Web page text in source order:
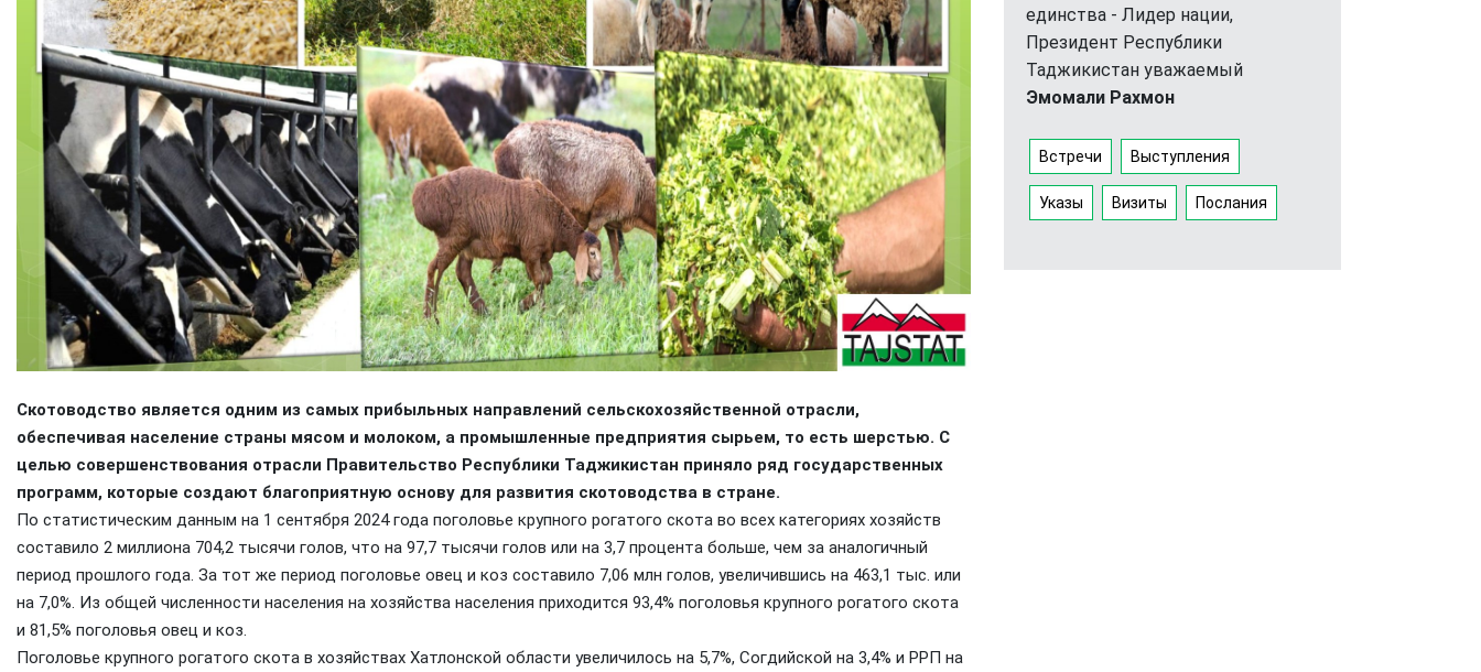
Скотоводство является одним из самых прибыльных направлений сельскохозяйственной отрасли,
обеспечивая население страны мясом и молоком, а промышленные предприятия сырьем, то есть шерстью. С
целью совершенствования отрасли Правительство Республики Таджикистан приняло ряд государственных
программ, которые создают благоприятную основу для развития скотоводства в стране.
По статистическим данным на 1 сентября 2024 года поголовье крупного рогатого скота во всех категориях хозяйств
составило 2 миллиона 704,2 тысячи голов, что на 97,7 тысячи голов или на 3,7 процента больше, чем за аналогичный
период прошлого года. За тот же период поголовье овец и коз составило 7,06 млн голов, увеличившись на 463,1 тыс. или
на 7,0%. Из общей численности населения на хозяйства населения приходится 93,4% поголовья крупного рогатого скота
и 81,5% поголовья овец и коз.
Поголовье крупного рогатого скота в хозяйствах Хатлонской области увеличилось на 5,7%, Согдийской на 3,4% и РРП на
единства - Лидер нации,
Президент Республики
Таджикистан уважаемый
Эмомали Рахмон
Встречи Выступления
Указы Визиты Послания